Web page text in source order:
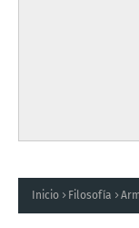
Inicio Filosofía